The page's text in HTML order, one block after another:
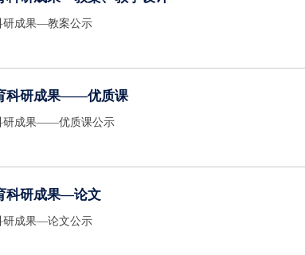
研成果—教案公示
科研成果——优质课
研成果——优质课公示
科研成果—论文
研成果—论文公示